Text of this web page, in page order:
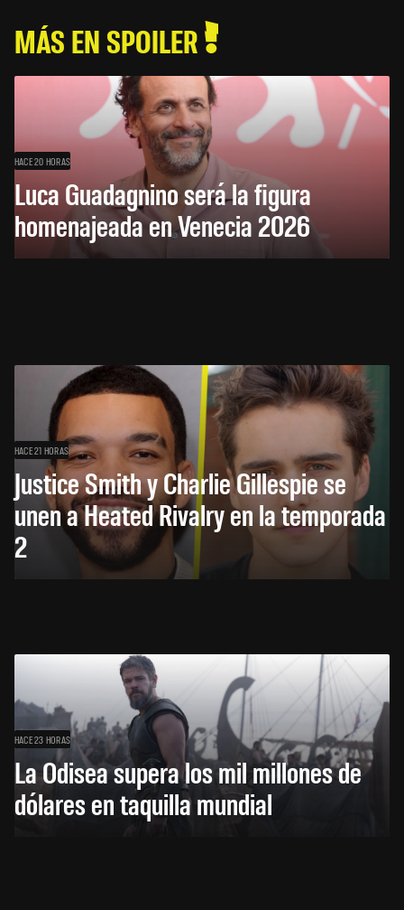
MÁS EN SPOILER
HACE 20 HORAS
Luca Guadagnino será la figura
homenajeada en Venecia 2026
HACE 21 HORAS
Justice Smith y Charlie Gillespie se
unen a Heated Rivalry en la temporada
2
HACE 23 HORAS
La Odisea supera los mil millones de
dólares en taquilla mundial